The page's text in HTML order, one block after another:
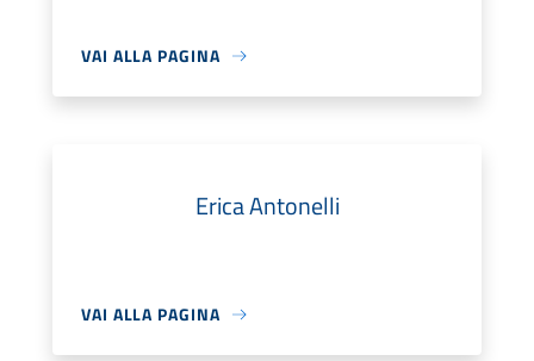
VAI ALLA PAGINA
Erica Antonelli
VAI ALLA PAGINA